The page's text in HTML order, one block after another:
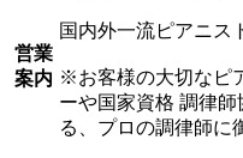
営業
案内
国内外一流ピアニス
※お客様の大切なピ
ーや国家資格 調律
る、プロの調律師に